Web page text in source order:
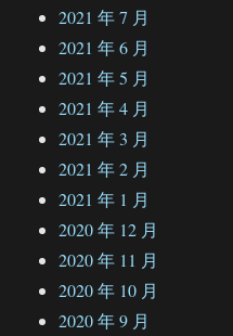
2021 年 7 月
2021 年 6 月
2021 年 5 月
2021 年 4 月
2021 年 3 月
2021 年 2 月
2021 年 1 月
2020 年 12 月
2020 年 11 月
2020 年 10 月
2020 年 9 月